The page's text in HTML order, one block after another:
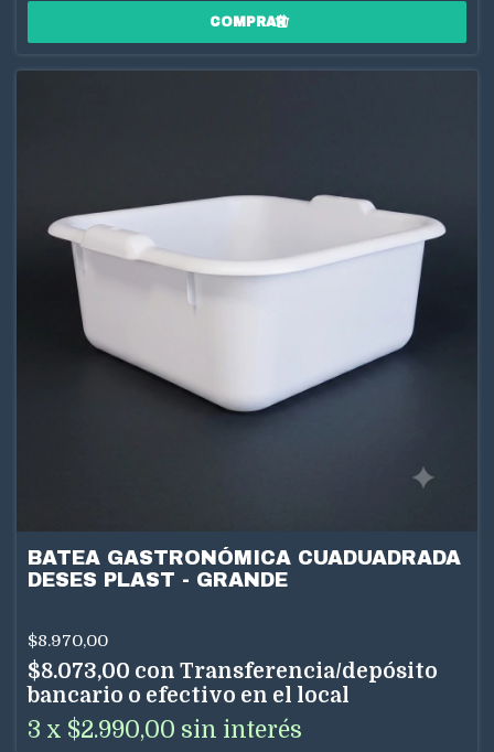
BATEA GASTRONÓMICA CUADUADRADA
DESES PLAST - GRANDE
$8.970,00
$8.073,00 con Transferencia/depósito
bancario o efectivo en el local
3 x $2.990,00 sin interés